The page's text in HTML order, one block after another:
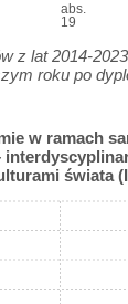
abs.
19
z lat 2014-
roku po
w ramach
świata